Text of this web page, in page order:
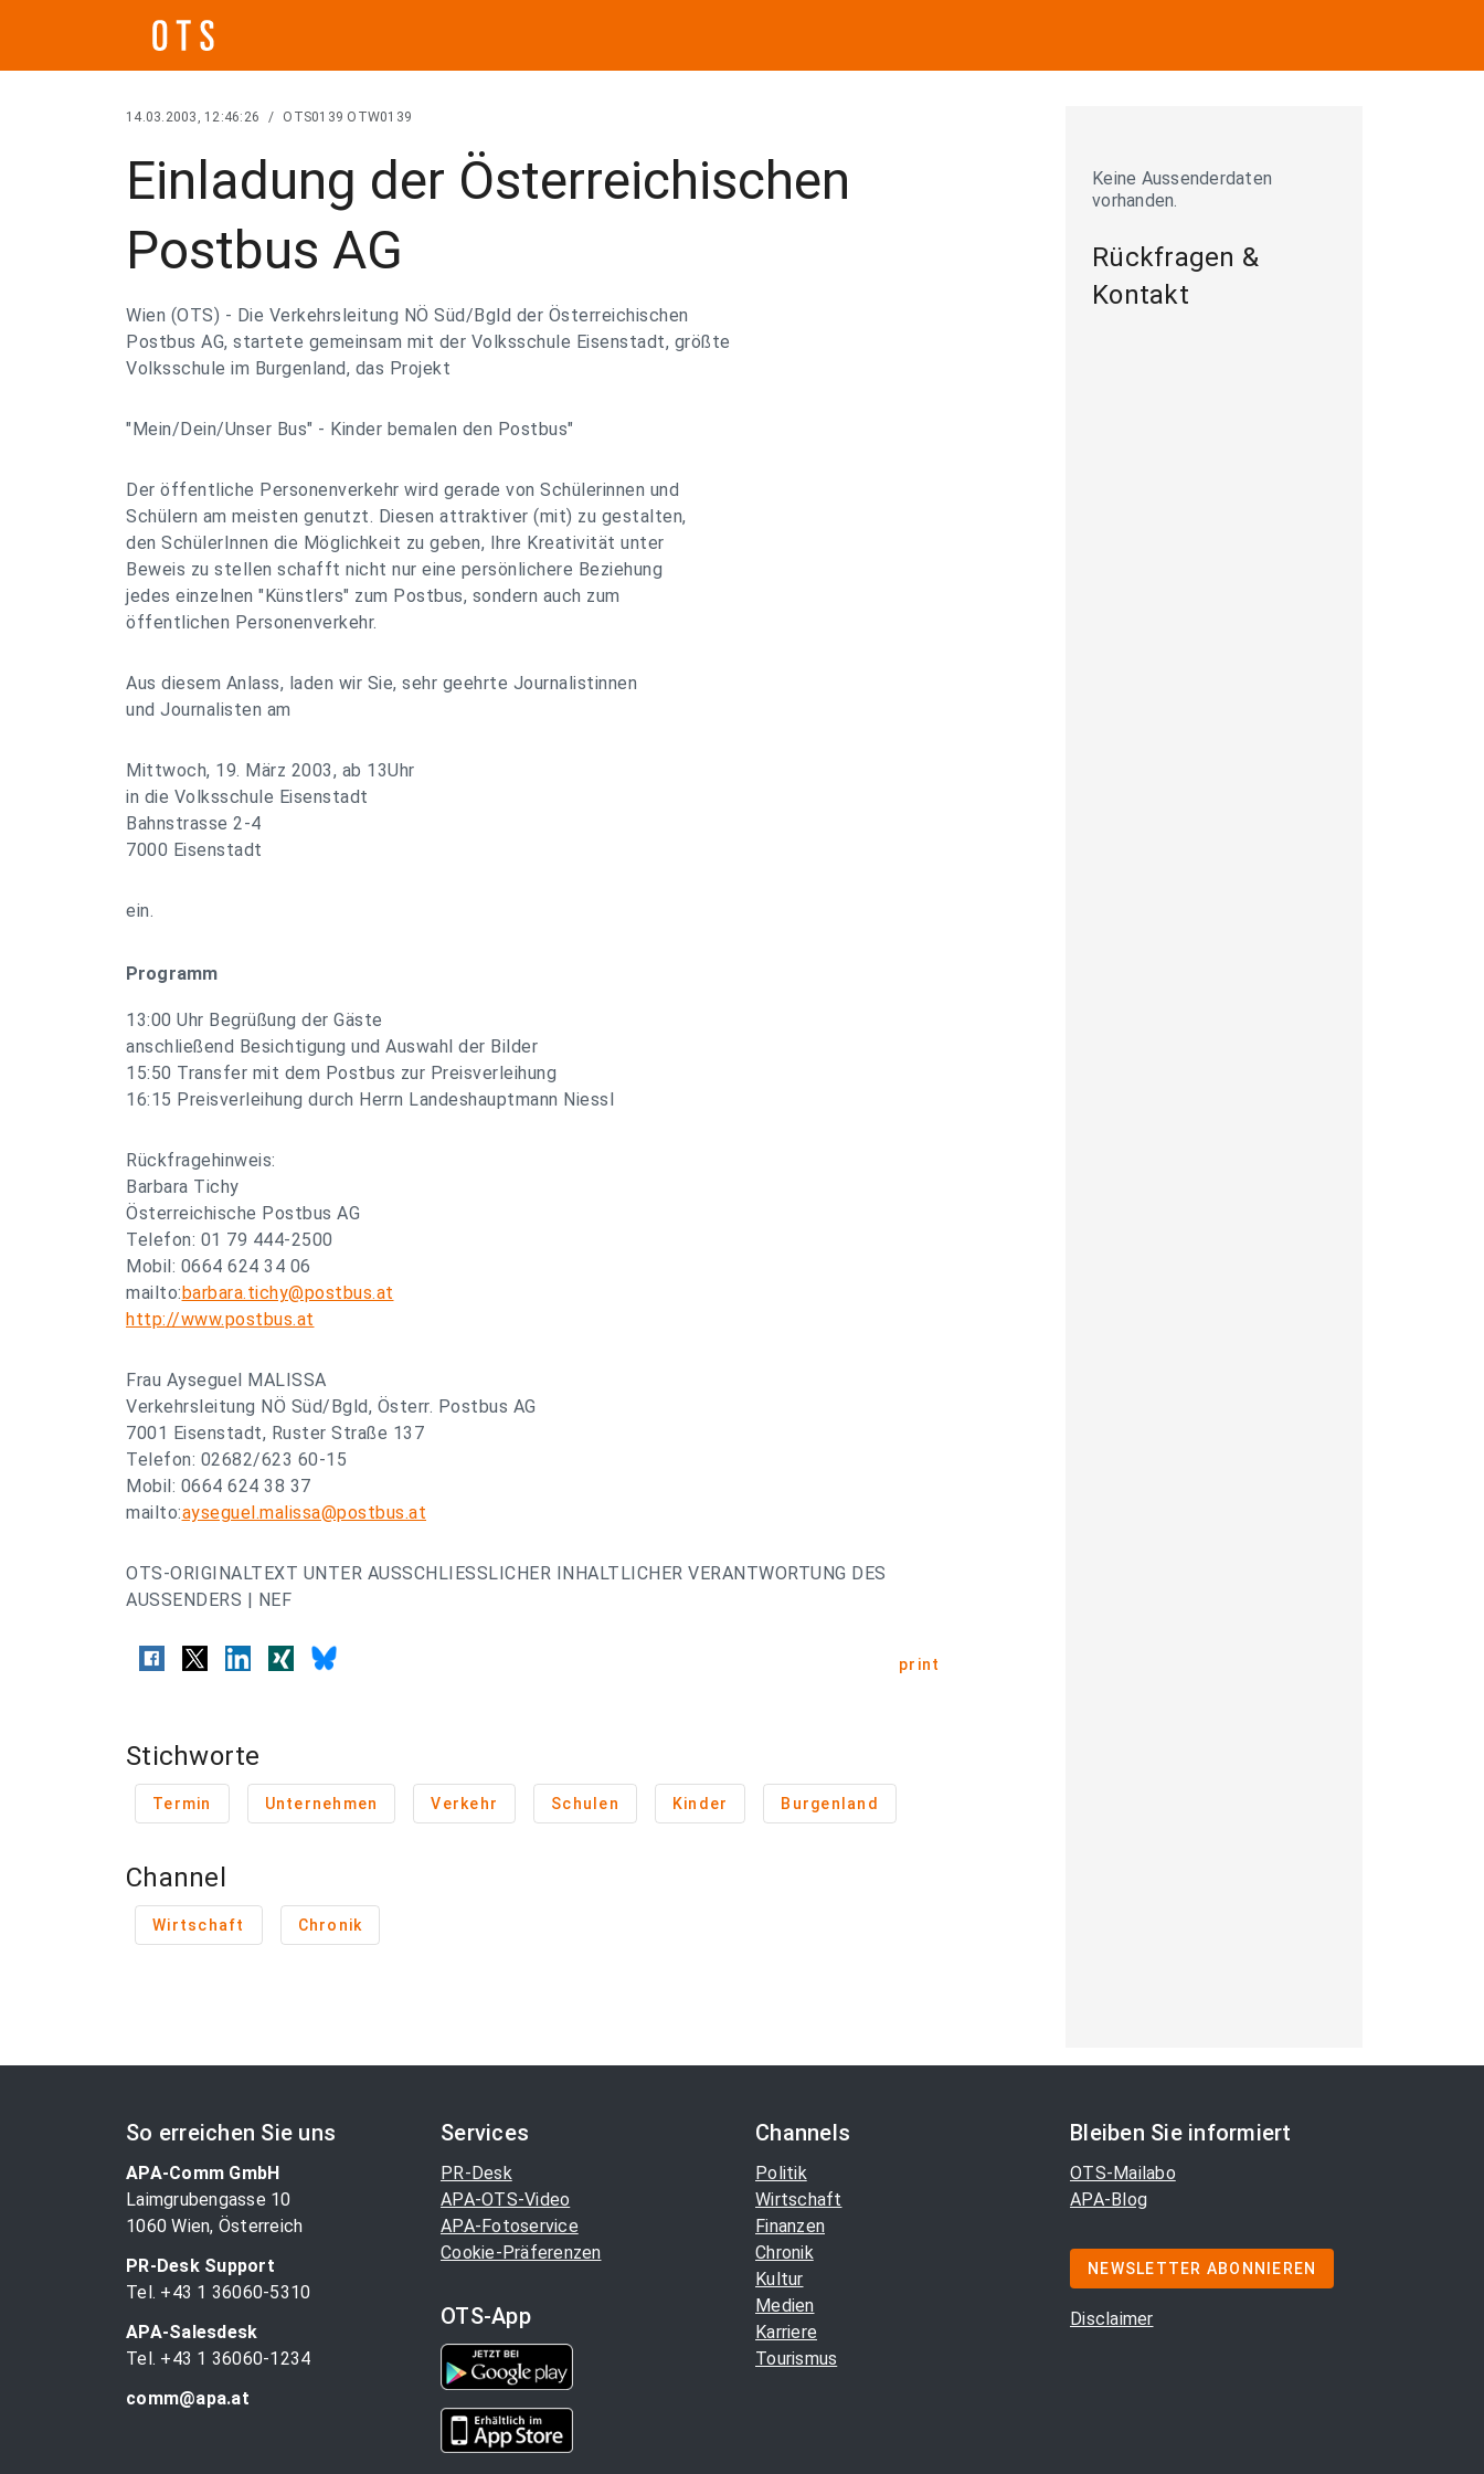
14.03.2003, 12:46:26 / OTS0139 OTW0139
Einladung der Österreichischen
Postbus AG
Wien (OTS) - Die Verkehrsleitung NÖ Süd/Bgld der Österreichischen
Postbus AG, startete gemeinsam mit der Volksschule Eisenstadt, größte
Volksschule im Burgenland, das Projekt
"Mein/Dein/Unser Bus" - Kinder bemalen den Postbus"
Der öffentliche Personenverkehr wird gerade von Schülerinnen und
Schülern am meisten genutzt. Diesen attraktiver (mit) zu gestalten,
den SchülerInnen die Möglichkeit zu geben, Ihre Kreativität unter
Beweis zu stellen schafft nicht nur eine persönlichere Beziehung
jedes einzelnen "Künstlers" zum Postbus, sondern auch zum
öffentlichen Personenverkehr.
Aus diesem Anlass, laden wir Sie, sehr geehrte Journalistinnen
und Journalisten am
Mittwoch, 19. März 2003, ab 13Uhr
in die Volksschule Eisenstadt
Bahnstrasse 2-4
7000 Eisenstadt
ein.
Programm
13:00 Uhr Begrüßung der Gäste
anschließend Besichtigung und Auswahl der Bilder
15:50 Transfer mit dem Postbus zur Preisverleihung
16:15 Preisverleihung durch Herrn Landeshauptmann Niessl
Rückfragehinweis:
Barbara Tichy
Österreichische Postbus AG
Telefon: 01 79 444-2500
Mobil: 0664 624 34 06
mailto:barbara.tichy@postbus.at
http://www.postbus.at
Frau Ayseguel MALISSA
Verkehrsleitung NÖ Süd/Bgld, Österr. Postbus AG
7001 Eisenstadt, Ruster Straße 137
Telefon: 02682/623 60-15
Mobil: 0664 624 38 37
mailto:ayseguel.malissa@postbus.at
OTS-ORIGINALTEXT UNTER AUSSCHLIESSLICHER INHALTLICHER VERANTWORTUNG DES
AUSSENDERS | NEF
print
Stichworte
Termin Unternehmen Verkehr Schulen Kinder Burgenland
Channel
Wirtschaft Chronik
Keine Aussenderdaten
vorhanden.
Rückfragen &
Kontakt
So erreichen Sie uns
APA-Comm GmbH
Laimgrubengasse 10
1060 Wien, Österreich
PR-Desk Support
Tel. +43 1 36060-5310
APA-Salesdesk
Tel. +43 1 36060-1234
comm@apa.at
Services
PR-Desk
APA-OTS-Video
APA-Fotoservice
Cookie-Präferenzen
OTS-App
Channels
Politik
Wirtschaft
Finanzen
Chronik
Kultur
Medien
Karriere
Tourismus
Bleiben Sie informiert
OTS-Mailabo
APA-Blog
NEWSLETTER ABONNIEREN
Disclaimer